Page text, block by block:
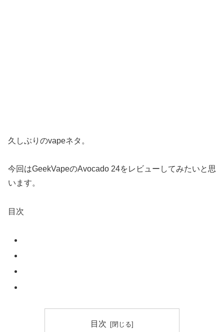
久しぶりのvapeネタ。
今回はGeekVapeのAvocado 24をレビューしてみたいと思
います。
目次
目次